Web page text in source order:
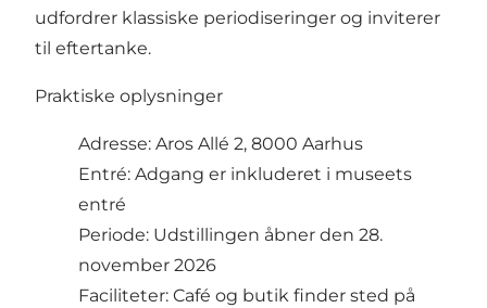
udfordrer klassiske periodiseringer og inviterer
til eftertanke.
Praktiske oplysninger
Adresse: Aros Allé 2, 8000 Aarhus
Entré: Adgang er inkluderet i museets
entré
Periode: Udstillingen åbner den 28.
november 2026
Faciliteter: Café og butik finder sted på